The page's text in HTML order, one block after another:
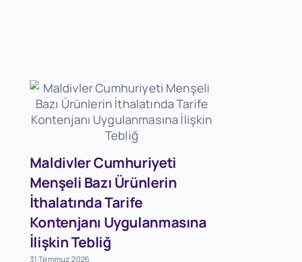
Maldivler Cumhuriyeti
Menşeli Bazı Ürünlerin
İthalatında Tarife
Kontenjanı Uygulanmasına
İlişkin Tebliğ
31 Temmuz 2026